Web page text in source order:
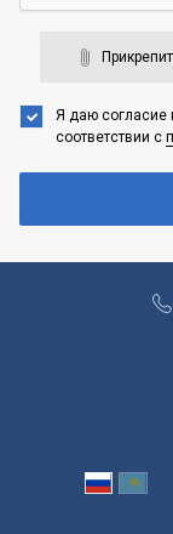
Я даю согласие
соответствии с